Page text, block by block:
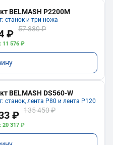
BELMASH P2200M
станок и три ножа
₽ 57 880 ₽
11 576 ₽
BELMASH DS560-W
станок, лента P80 и лента P120
₽ 135 450 ₽
20 317 ₽